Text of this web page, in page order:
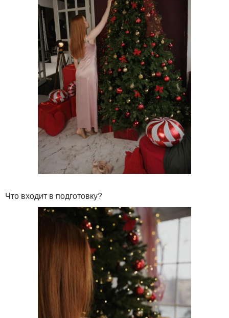
Что входит в подготовку?